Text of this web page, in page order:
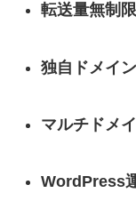
転送量無制限
独自ドメイ
マルチドメ
WordPress